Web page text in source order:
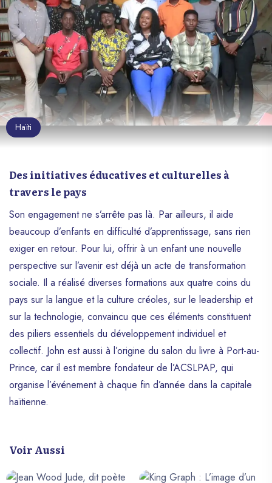
Haïti
Des initiatives éducatives et culturelles à
travers le pays
Son engagement ne s’arrête pas là. Par ailleurs, il aide
beaucoup d’enfants en difficulté d’apprentissage, sans rien
exiger en retour. Pour lui, offrir à un enfant une nouvelle
perspective sur l’avenir est déjà un acte de transformation
sociale. Il a réalisé diverses formations aux quatre coins du
pays sur la langue et la culture créoles, sur le leadership et
sur la technologie, convaincu que ces éléments constituent
des piliers essentiels du développement individuel et
collectif. John est aussi à l’origine du salon du livre à Port-au-
Prince, car il est membre fondateur de l’ACSLPAP, qui
organise l’événement à chaque fin d’année dans la capitale
haïtienne.
Voir Aussi